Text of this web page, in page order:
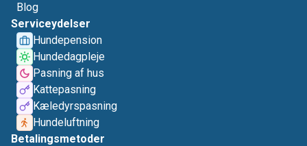
Blog
Serviceydelser
Hundepension
Hundedagpleje
Pasning af hus
Kattepasning
Kæledyrspasning
Hundeluftning
Betalingsmetoder